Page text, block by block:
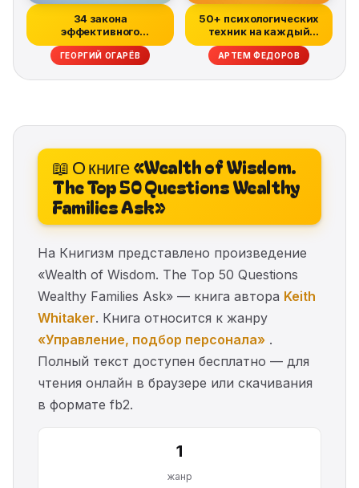
34 закона
эффективного
управления компанией
ГЕОРГИЙ ОГАРЁВ
50+ психологических
техник на каждый
день
АРТЕМ ФЕДОРОВ
📖 О книге «Wealth of Wisdom.
The Top 50 Questions Wealthy
Families Ask»
На Книгизм представлено произведение
«Wealth of Wisdom. The Top 50 Questions
Wealthy Families Ask» — книга автора Keith
Whitaker. Книга относится к жанру
«Управление, подбор персонала» .
Полный текст доступен бесплатно — для
чтения онлайн в браузере или скачивания
в формате fb2.
1
жанр